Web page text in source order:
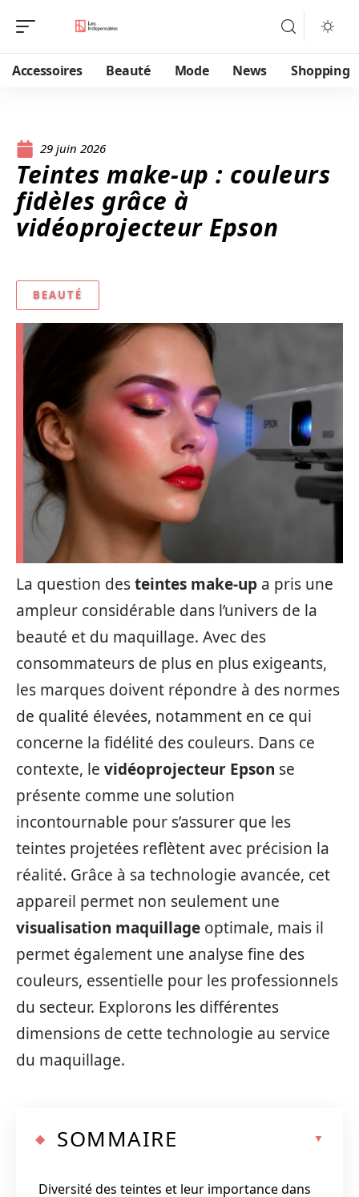
Accessoires Beauté Mode News Shopping
29 juin 2026
Teintes make-up : couleurs
fidèles grâce à
vidéoprojecteur Epson
BEAUTÉ
La question desteintes make-up a pris une
ampleur considérable dans l’univers de la
beauté et du maquillage. Avec des
consommateurs de plus en plus exigeants,
les marques doivent répondre à des normes
de qualité élevées, notamment en ce qui
concerne la fidélité des couleurs. Dans ce
contexte, le vidéoprojecteur Epson se
présente comme une solution
incontournable pour s’assurer que les
teintes projetées reflètent avec précision la
réalité. Grâce à sa technologie avancée, cet
appareil permet non seulement une
visualisation maquillage optimale, mais il
permet également une analyse fine des
couleurs, essentielle pour les professionnels
du secteur. Explorons les différentes
dimensions de cette technologie au service
du maquillage.
SOMMAIRE
Diversité des teintes et leur importance dans